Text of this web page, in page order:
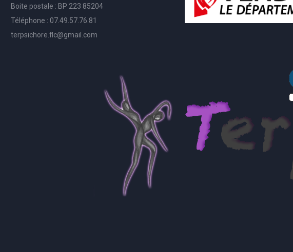
Boite postale : BP 223 85204
Téléphone : 07.49.57.76.81
terpsichore.flc@gmail.com